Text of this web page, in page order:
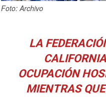
Foto: Archivo
LA
OCUPACIÓN
MIENTRAS